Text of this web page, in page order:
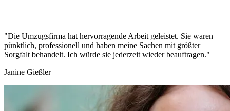
"Die Umzugsfirma hat hervorragende Arbeit geleistet. Sie waren
pünktlich, professionell und haben meine Sachen mit größter
Sorgfalt behandelt. Ich würde sie jederzeit wieder beauftragen."
Janine Gießler